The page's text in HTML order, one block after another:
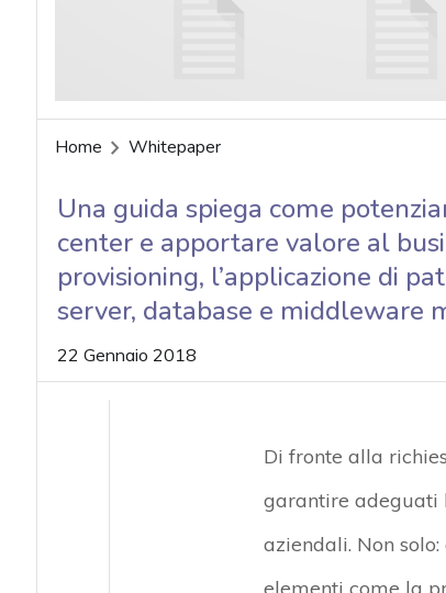
Home Whitepaper
Una guida spiega come
center e apportare valore al
provisioning, l’applicazione di
server, database e middleware
22 Gennaio 2018
Di fronte alla
garantire adeguati
aziendali. Non